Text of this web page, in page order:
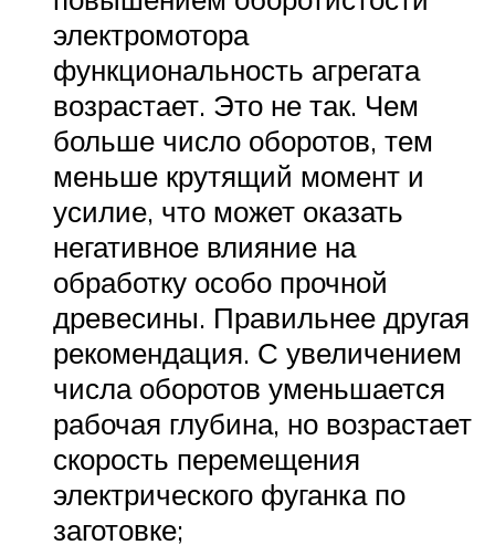
электромотора
функциональность агрегата
возрастает. Это не так. Чем
больше число оборотов, тем
меньше крутящий момент и
усилие, что может оказать
негативное влияние на
обработку особо прочной
древесины. Правильнее другая
рекомендация. С увеличением
числа оборотов уменьшается
рабочая глубина, но возрастает
скорость перемещения
электрического фуганка по
заготовке;